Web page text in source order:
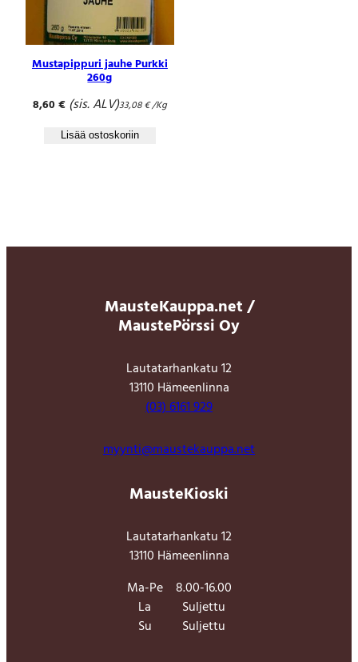
Mustapippuri jauhe Purkki
260g
8,60€ (sis. ALV)33,08€/Kg
Lisää ostoskoriin
MausteKauppa.net /
MaustePörssi Oy
Lautatarhankatu 12
13110 Hämeenlinna
(03) 6161 929
myynti@maustekauppa.net
MausteKioski
Lautatarhankatu 12
13110 Hämeenlinna
Ma-Pe
8.00-16.00
La
Suljettu
Su
Suljettu